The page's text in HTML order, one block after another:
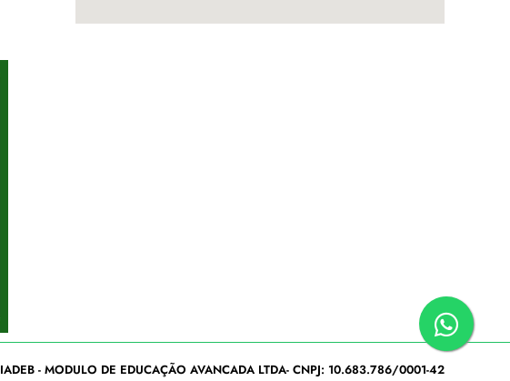
IADEB - MODULO DE EDUCAÇÃO AVANCADA LTDA- CNPJ: 10.683.786/0001-42